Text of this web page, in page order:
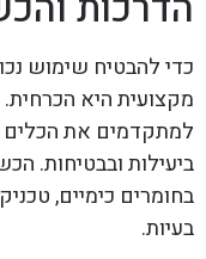
כדי להבטיח שימוש
מקצועית היא
למתקדמים את הכלים
ביעילות ובבטיחות.
בחומרים כימיים,
בעיות.